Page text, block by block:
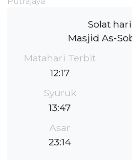
Solat hari
Masjid As-
Matahari Terbit
12:17
Syuruk
13:47
Asar
23:14